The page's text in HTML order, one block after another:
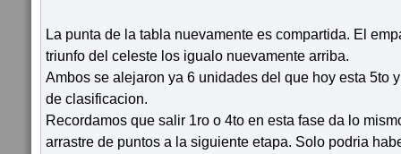
La punta de la tabla nuevamente es compartida. El
triunfo del celeste los igualo nuevamente arriba.
Ambos se alejaron ya 6 unidades del que hoy esta 5to
de clasificacion.
Recordamos que salir 1ro o 4to en esta fase da lo
arrastre de puntos a la siguiente etapa. Solo podria